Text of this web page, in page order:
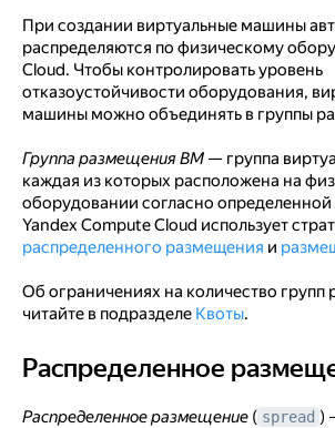
При создании виртуальные машины
распределяются по физическому
Cloud. Чтобы контролировать уровень
отказоустойчивости оборудования,
машины можно объединять в группы
Группа размещения ВМ— группа
каждая из которых расположена на
оборудовании согласно определенной
Yandex Compute Cloud использует
распределенного размещения и
Об ограничениях на количество
читайте в подразделе Квоты.
Распределенное размещение
Распределенное
Распределенное размещение ( spread )